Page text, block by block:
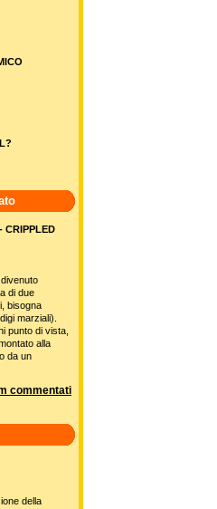
CRIPPLED
di due
bisogna
marziali).
punto di vista,
alla
da un
commentati
della